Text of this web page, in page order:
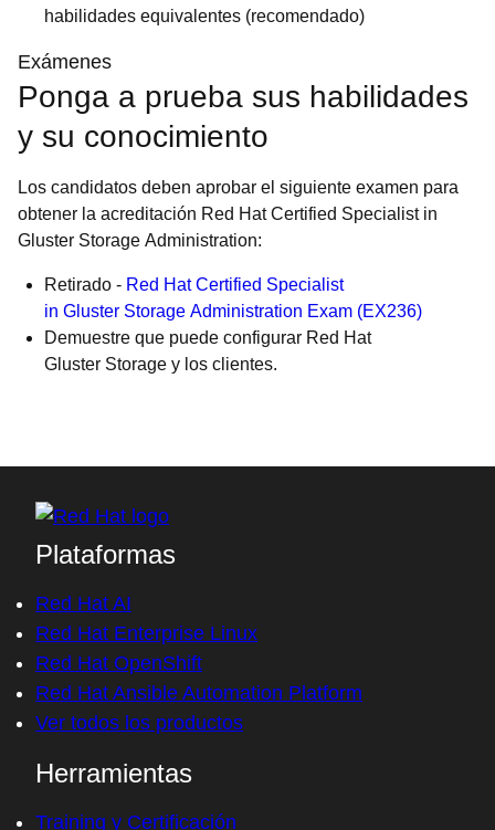
habilidades equivalentes (recomendado)
Exámenes
Ponga a prueba sus habilidades
y su conocimiento
Los candidatos deben aprobar el siguiente examen para
obtener la acreditación Red Hat Certified Specialist in
Gluster Storage Administration:
Retirado - Red Hat Certified Specialist
in Gluster Storage Administration Exam (EX236)
Demuestre que puede configurar Red Hat
Gluster Storage y los clientes.
Plataformas
Red Hat AI
Red Hat Enterprise Linux
Red Hat OpenShift
Red Hat Ansible Automation Platform
Ver todos los productos
Herramientas
Training y Certificación